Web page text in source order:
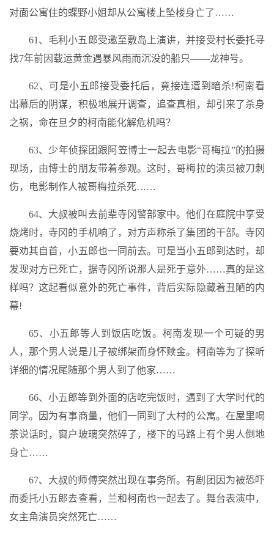
对面公寓住的蝶野小姐却从公寓楼上坠楼身亡了……
61、毛利小五郎受邀至敷岛上演讲，并接受村长委托寻
找7年前因载运黄金遇暴风雨而沉没的船只——龙神号。
62、可是小五郎接受委托后，竟接连遭到暗杀!柯南看
出幕后的阴谋，积极地展开调查，追查真相，却引来了杀身
之祸，命在旦夕的柯南能化解危机吗？
63、少年侦探团跟阿笠博士一起去电影“哥梅拉”的拍摄
现场，由博士的朋友带着参观。这时，哥梅拉的演员被刀刺
伤，电影制作人被哥梅拉杀死……
64、大叔被叫去前辈寺冈警部家中。他们在庭院中享受
烧烤时，寺冈的手机响了，对方声称杀了集团的干部。寺冈
要劝其自首，小五郎也一同前去。可是当小五郎到达时，却
发现对方已死亡，据寺冈所说那人是死于意外……真的是这
样吗？这起看似意外的死亡事件，背后实际隐藏着丑陋的内
幕!
65、小五郎等人到饭店吃饭。柯南发现一个可疑的男
人，那个男人说是儿子被绑架而身怀赎金。柯南等为了探听
详细的情况尾随那个男人到了他家……
66、小五郎等到外面的店吃完饭时，遇到了大学时代的
同学。因为有事商量，他们一同到了大村的公寓。在屋里喝
茶说话时，窗户玻璃突然碎了，楼下的马路上有个男人倒地
身亡……
67、大叔的师傅突然出现在事务所。有剧团因为被恐吓
而委托小五郎去查看，兰和柯南也一起去了。舞台表演中，
女主角演员突然死亡……